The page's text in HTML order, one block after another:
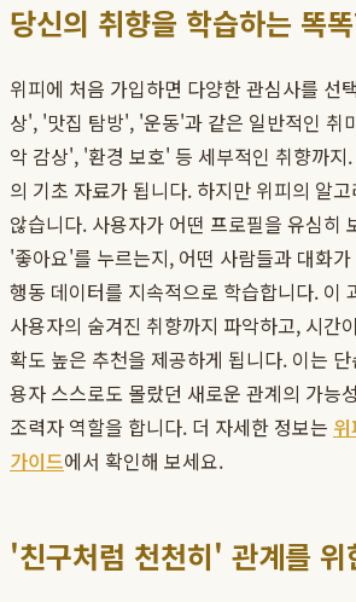
당신의 취향을 학습하는 똑
위피에 처음 가입하면 다양한 관심사를 선
상', '맛집 탐방', '운동'과 같은 일반적인 취
악 감상', '환경 보호' 등 세부적인 취향까지
의 기초 자료가 됩니다. 하지만 위피의 알
않습니다. 사용자가 어떤 프로필을 유심히
'좋아요'를 누르는지, 어떤 사람들과 대화
행동 데이터를 지속적으로 학습합니다. 이
사용자의 숨겨진 취향까지 파악하고, 시간
확도 높은 추천을 제공하게 됩니다. 이는
용자 스스로도 몰랐던 새로운 관계의 가능
조력자 역할을 합니다. 더 자세한 정보는
가이드에서 확인해 보세요.
'친구처럼 천천히' 관계를 위